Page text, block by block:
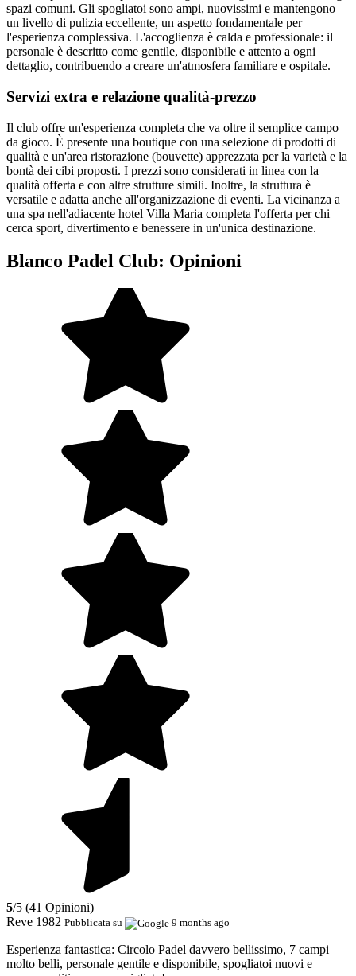
spazi comuni. Gli spogliatoi sono ampi, nuovissimi e mantengono
un livello di pulizia eccellente, un aspetto fondamentale per
l'esperienza complessiva. L'accoglienza è calda e professionale: il
personale è descritto come gentile, disponibile e attento a ogni
dettaglio, contribuendo a creare un'atmosfera familiare e ospitale.
Servizi extra e relazione qualità-prezzo
Il club offre un'esperienza completa che va oltre il semplice campo
da gioco. È presente una boutique con una selezione di prodotti di
qualità e un'area ristorazione (bouvette) apprezzata per la varietà e la
bontà dei cibi proposti. I prezzi sono considerati in linea con la
qualità offerta e con altre strutture simili. Inoltre, la struttura è
versatile e adatta anche all'organizzazione di eventi. La vicinanza a
una spa nell'adiacente hotel Villa Maria completa l'offerta per chi
cerca sport, divertimento e benessere in un'unica destinazione.
Blanco Padel Club: Opinioni
5/5 (41 Opinioni)
Reve 1982 Pubblicata su 9 months ago
Esperienza fantastica: Circolo Padel davvero bellissimo, 7 campi
molto belli, personale gentile e disponibile, spogliatoi nuovi e